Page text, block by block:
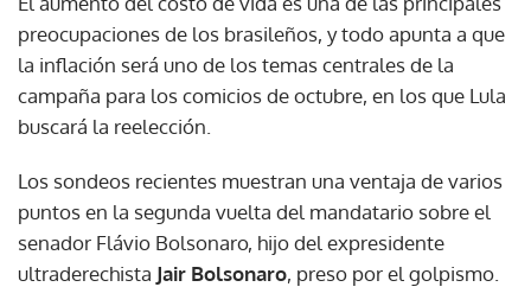
preocupaciones de los brasileños, y todo apunta a que
la inflación será uno de los temas centrales de la
campaña para los comicios de octubre, en los que Lula
buscará la reelección.
Los sondeos recientes muestran una ventaja de varios
puntos en la segunda vuelta del mandatario sobre el
senador Flávio Bolsonaro, hijo del expresidente
ultraderechista Jair Bolsonaro, preso por el golpismo.